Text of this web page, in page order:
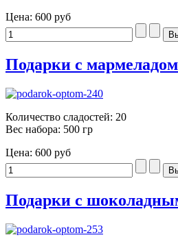
Цена: 600 руб
Подарки с
Количество сладостей: 20
Вес набора: 500 гр
Цена: 600 руб
Подарки с